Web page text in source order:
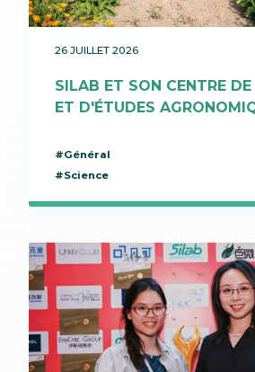
26 JUILLET 2026
SILAB ET SON CENTRE DE
ET D'ÉTUDES
#Général
#Science